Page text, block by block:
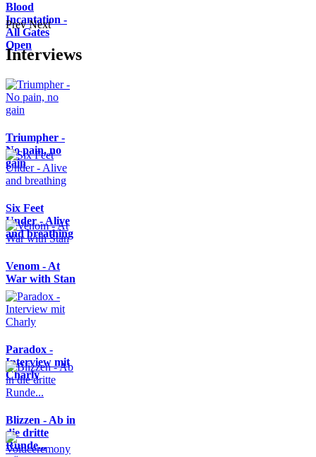
Blood
Incantation -
All Gates
Open
Prev Next
Interviews
Triumpher -
No pain, no
gain
Six Feet
Under - Alive
and breathing
Venom - At
War with Stan
Paradox -
Interview mit
Charly
Blizzen - Ab in
die dritte
Runde...